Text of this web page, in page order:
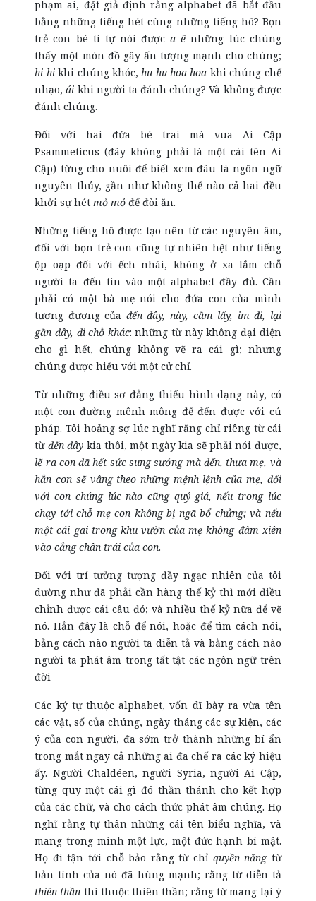
phạm ai, đặt giả định rằng alphabet đã bắt đầu
bằng những tiếng hét cùng những tiếng hô? Bọn
trẻ con bé tí tự nói đượca ê những lúc chúng
thấy một món đồ gây ấn tượng mạnh cho chúng;
hi hikhi chúng khóc,hu hu hoa hoa khi chúng chế
nhạo,ái khi người ta đánh chúng? Và không được
đánh chúng.
Đối với hai đứa bé trai mà vua Ai Cập
Psammeticus (đây không phải là một cái tên Ai
Cập) từng cho nuôi để biết xem đâu là ngôn ngữ
nguyên thủy, gần như không thể nào cả hai đều
khởi sự hétmỏ mỏ để đòi ăn.
Những tiếng hô được tạo nên từ các nguyên âm,
đối với bọn trẻ con cũng tự nhiên hệt như tiếng
ộp oạp đối với ếch nhái, không ở xa lắm chỗ
người ta đến tin vào một alphabet đầy đủ. Cần
phải có một bà mẹ nói cho đứa con của mình
tương đương của đến đây, này, cầm lấy, im đi, lại
gần đây, đi chỗ khác: những từ này không đại diện
cho gì hết, chúng không vẽ ra cái gì; nhưng
chúng được hiểu với một cử chỉ.
Từ những điều sơ đẳng thiếu hình dạng này, có
một con đường mênh mông để đến được với cú
pháp. Tôi hoảng sợ lúc nghĩ rằng chỉ riêng từ cái
từ đến đây kia thôi, một ngày kia sẽ phải nói được,
lẽ ra con đã hết sức sung sướng mà đến, thưa mẹ, và
hẳn con sẽ vâng theo những mệnh lệnh của mẹ, đối
với con chúng lúc nào cũng quý giá, nếu trong lúc
chạy tới chỗ mẹ con không bị ngã bổ chửng; và nếu
một cái gai trong khu vườn của mẹ không đâm xiên
vào cẳng chân trái của con.
Đối với trí tưởng tượng đầy ngạc nhiên của tôi
dường như đã phải cần hàng thế kỷ thì mới điều
chỉnh được cái câu đó; và nhiều thế kỷ nữa để vẽ
nó. Hẳn đây là chỗ để nói, hoặc để tìm cách nói,
bằng cách nào người ta diễn tả và bằng cách nào
người ta phát âm trong tất tật các ngôn ngữ trên
đời
Các ký tự thuộc alphabet, vốn dĩ bày ra vừa tên
các vật, số của chúng, ngày tháng các sự kiện, các
ý của con người, đã sớm trở thành những bí ẩn
trong mắt ngay cả những ai đã chế ra các ký hiệu
ấy. Người Chaldéen, người Syria, người Ai Cập,
từng quy một cái gì đó thần thánh cho kết hợp
của các chữ, và cho cách thức phát âm chúng. Họ
nghĩ rằng tự thân những cái tên biểu nghĩa, và
mang trong mình một lực, một đức hạnh bí mật.
Họ đi tận tới chỗ bảo rằng từ chỉ quyền năngtừ
bản tính của nó đã hùng mạnh; rằng từ diễn tả
thiên thần thì thuộc thiên thần; rằng từ mang lại ý